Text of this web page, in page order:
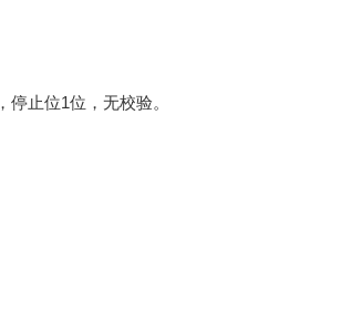
停止位1位，无校验。